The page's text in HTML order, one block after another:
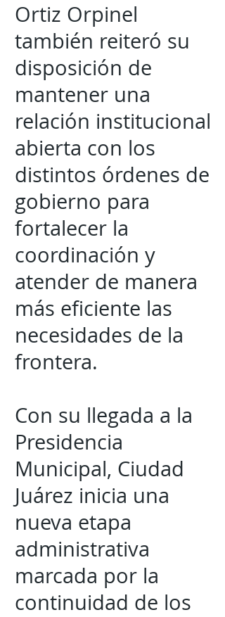
Ortiz Orpinel
también reiteró su
disposición de
mantener una
relación institucional
abierta con los
distintos órdenes de
gobierno para
fortalecer la
coordinación y
atender de manera
más eficiente las
necesidades de la
frontera.
Con su llegada a la
Presidencia
Municipal, Ciudad
Juárez inicia una
nueva etapa
administrativa
marcada por la
continuidad de los